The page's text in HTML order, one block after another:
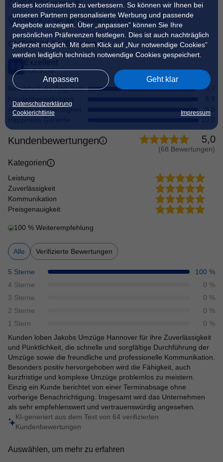
dieses kontinuierlich zu verbessern. So können wir Ihnen bei
unseren Partnern personalisierte Werbung und passende
Angebote anzeigen. Über „anpassen” können Sie Ihre
persönlichen Präferenzen festlegen. Dies ist auch nachträglich
jederzeit möglich. Mit dem Klick auf „Nur notwendige Cookies”
werden lediglich technisch notwendige Cookies gespeichert.
Anpassen Geht klar
Datenschutzerklärung
Cookierichtlinie
Impressum
CHECK24 geprüft
CHECK24 hat die Identität des Profis verifiziert.
CHECK24 Profi-Score
Profi-Score
Beliebtheit der Angebote
9,7
Antwortgeschwindigkeit
Kundenbewertungen 5,0
(68 Bewertungen)
Kategorien
Leistung
Zuverlässigkeit
Kommunikation
Preisgenauigkeit
100 % Weiterempfehlung
Alle Verifizierte Bewertungen
5 Sterne 100 %
4 Sterne
0 %
3 Sterne
0 %
2 Sterne
0 %
1 Stern
0 %
Kunden loben Jakobs Umzüge Hannover für ihre Zuverlässigkeit
und Pünktlichkeit, die schnelle und sorgfältige Durchführung der
Umzüge sowie die freundliche und professionelle Kommunikation.
Besonders positiv hervorgehoben wird die Fähigkeit, auch
kurzfristige und komplexe Umzüge problemlos zu meistern.
Einzig ein Kunde berichtet von einer Terminabsage ohne
vorherige Benachrichtigung. Insgesamt wird das Unternehmen
als sehr empfehlenswert und vertrauenswürdig angesehen.
KI-generiert aus dem Text von 64 verifizierten
Kundenbewertungen
Auswählen, um mehr zu erfahren